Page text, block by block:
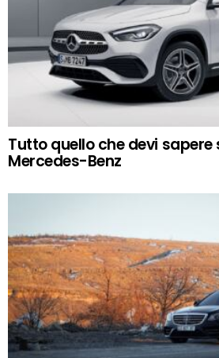
Tutto quello che devi sapere
Mercedes-Benz